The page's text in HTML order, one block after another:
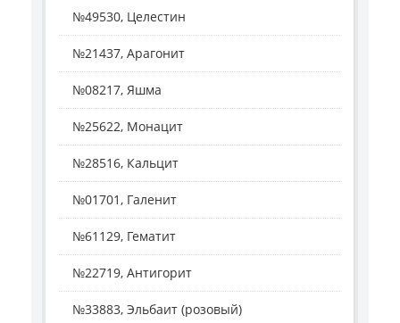
№49530, Целестин
№21437, Арагонит
№08217, Яшма
№25622, Монацит
№28516, Кальцит
№01701, Галенит
№61129, Гематит
№22719, Антигорит
№33883, Эльбаит (розовый)